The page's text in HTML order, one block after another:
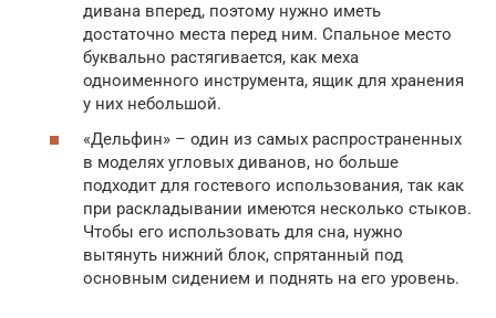
дивана вперед, поэтому нужно иметь
достаточно места перед ним. Спальное место
буквально растягивается, как меха
одноименного инструмента, ящик для хранения
у них небольшой.
«Дельфин» – один из самых распространенных
в моделях угловых диванов, но больше
подходит для гостевого использования, так как
при раскладывании имеются несколько стыков.
Чтобы его использовать для сна, нужно
вытянуть нижний блок, спрятанный под
основным сидением и поднять на его уровень.